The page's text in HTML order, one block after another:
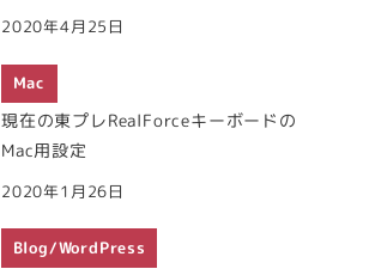
2020年4月25日
Mac
現在の東プレRealForceキーボードの
Mac用設定
2020年1月26日
Blog/WordPress